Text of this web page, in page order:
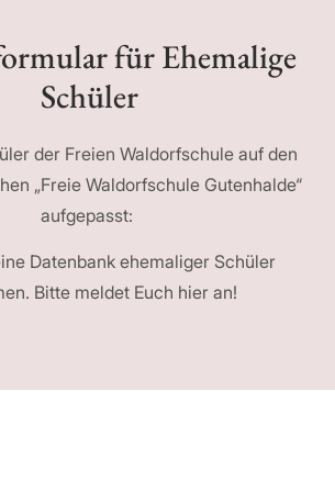
für Ehemalige
Schüler
der Freien Waldorfschule auf den
„Freie Waldorfschule Gutenhalde“
aufgepasst:
Datenbank ehemaliger Schüler
Bitte meldet Euch hier an!